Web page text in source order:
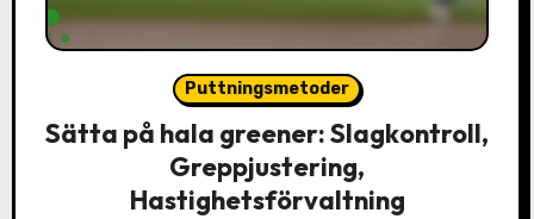
Puttningsmetoder
Sätta på hala greener: Slagkontroll,
Greppjustering,
Hastighetsförvaltning